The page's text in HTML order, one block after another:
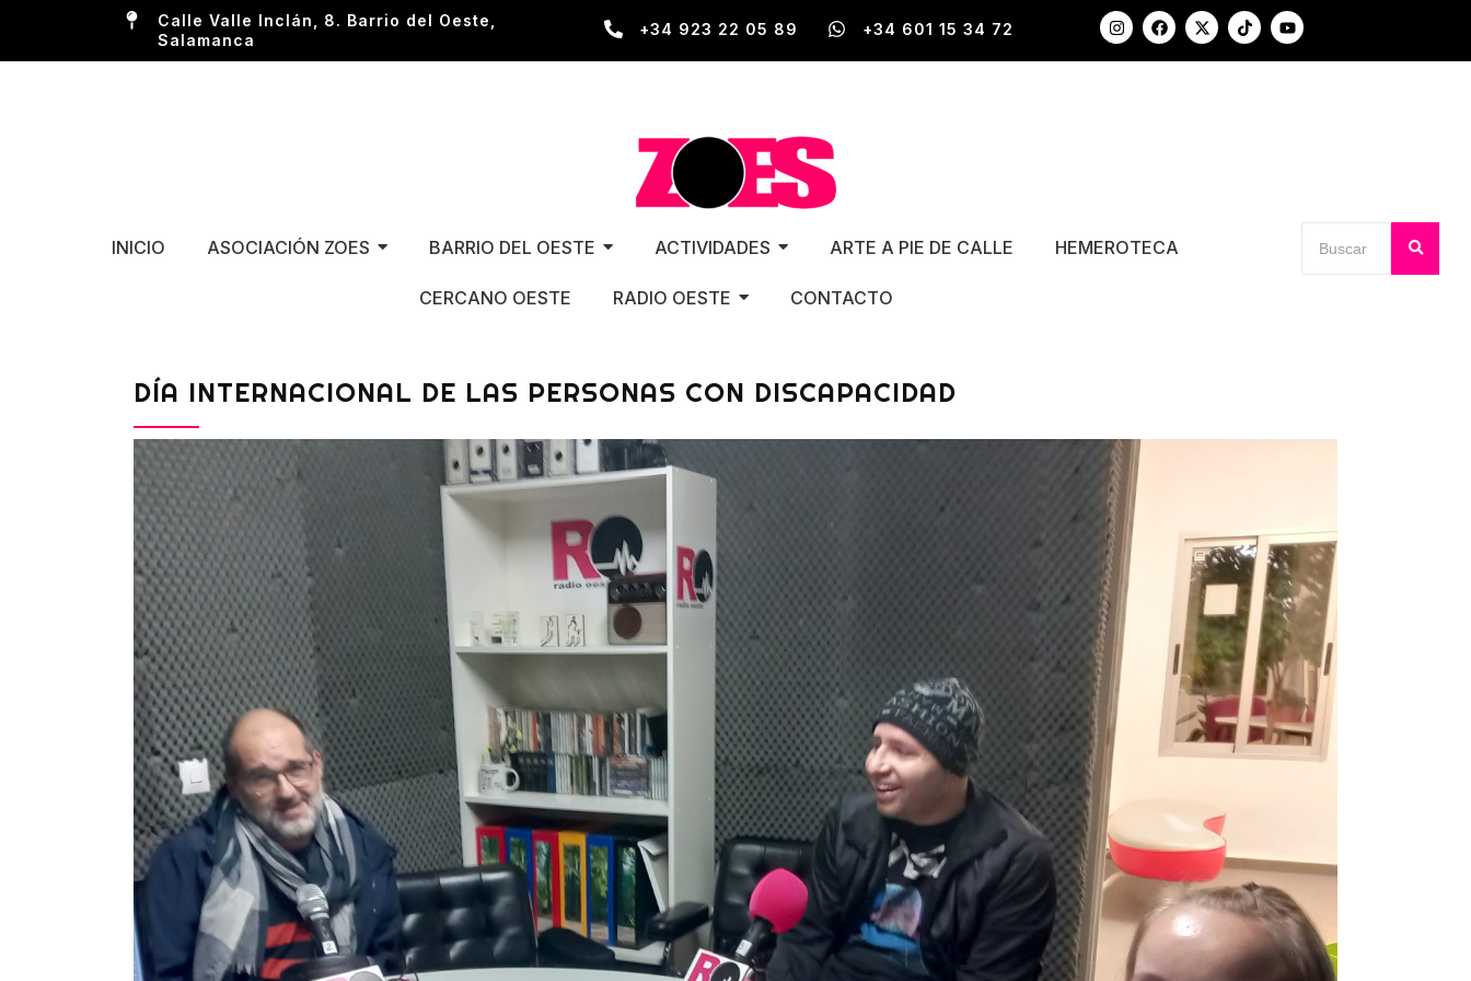
Calle Valle Inclán, 8. Barrio del Oeste,
Salamanca
+34 923 22 05 89 +34 601 15 34 72
INICIO ASOCIACIÓN ZOES BARRIO DEL OESTE ACTIVIDADES ARTE A PIE DE CALLE HEMEROTECA
CERCANO OESTE RADIO OESTE CONTACTO
DÍA INTERNACIONAL DE LAS PERSONAS CON DISCAPACIDAD